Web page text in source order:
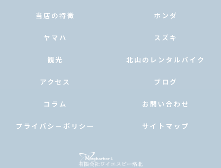
当店の特徴 ホンダ
ヤマハ スズキ
観光 北山のレンタルバイク
アクセス ブログ
コラム お問い合わせ
プライバシーポリシー サイトマップ